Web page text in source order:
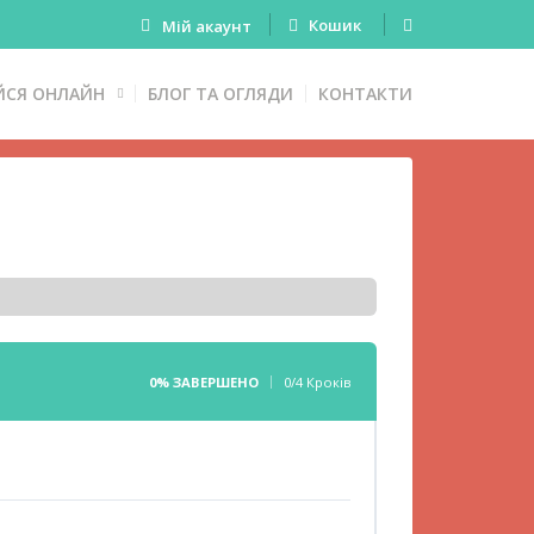
Мій акаунт Кошик
ОНЛАЙН БЛОГ ТА ОГЛЯДИ КОНТАКТИ
0% ЗАВЕРШЕНО 0/4 Кроків